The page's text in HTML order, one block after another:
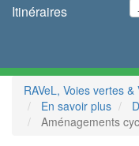
Itinéraires
RAVeL, Voies vertes
En savoir plus
Aménagements